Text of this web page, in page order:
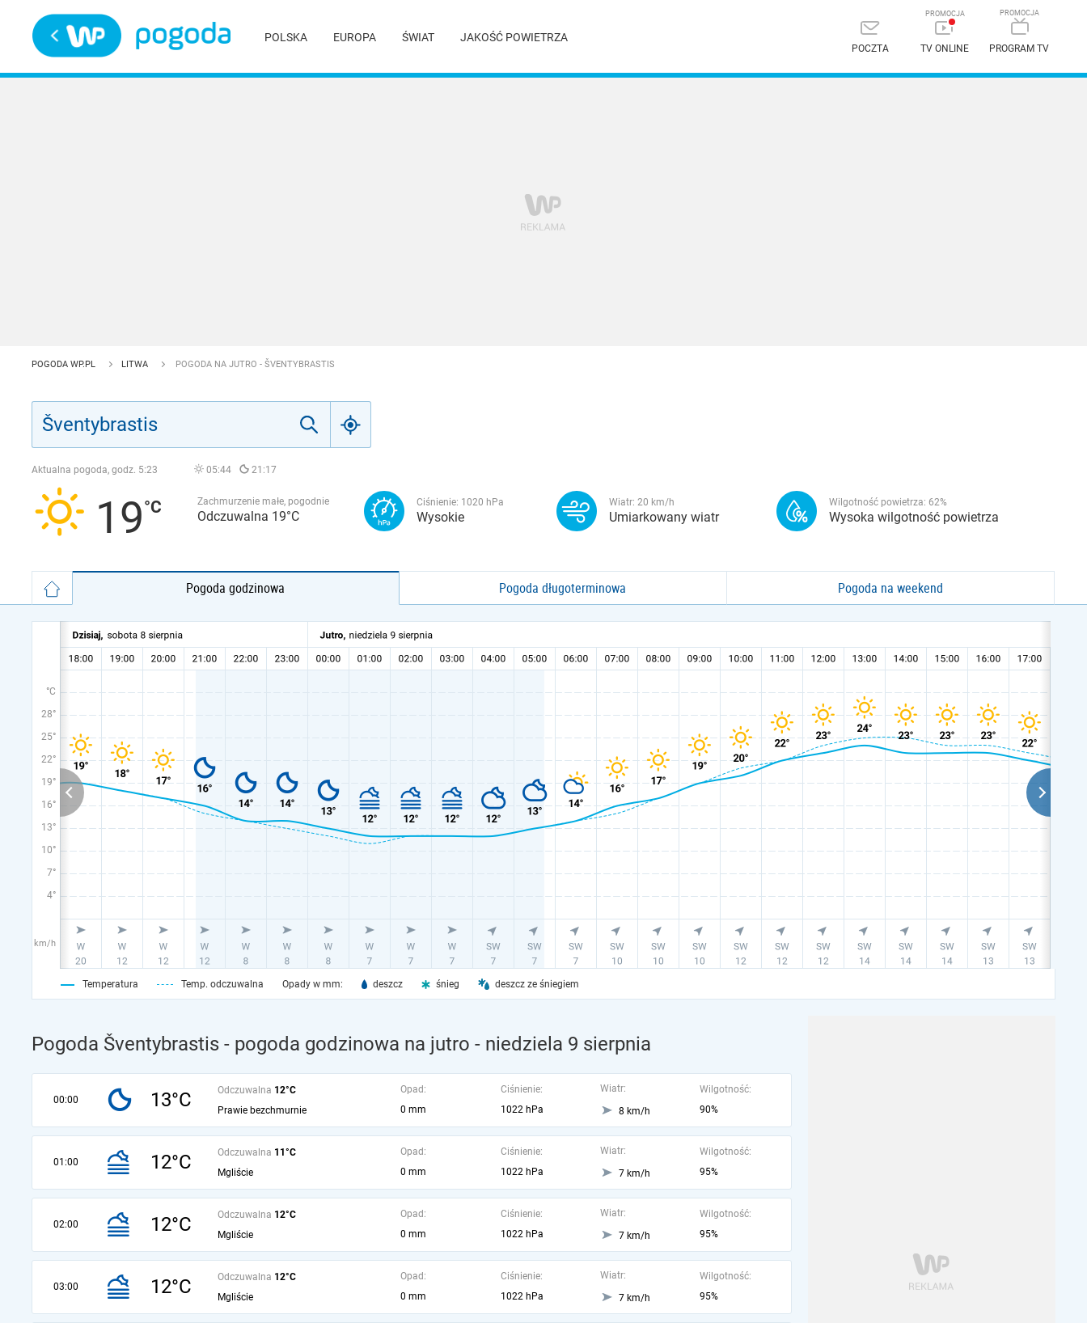
POLSKA EUROPA ŚWIAT JAKOŚĆ POWIETRZA
POCZTA TV ONLINE PROGRAM TV
POGODA WP.PL LITWA POGODA NA JUTRO - ŠVENTYBRASTIS
Aktualna pogoda, godz. 5:23 05:44 21:17
19 Zachmurzenie małe, pogodnie
Odczuwalna 19°C
Ciśnienie: 1020 hPa
Wysokie
Wiatr: 20 km/h
Umiarkowany wiatr
Wilgotność powietrza: 62%
Wysoka wilgotność powietrza
Pogoda godzinowa Pogoda długoterminowa Pogoda na weekend
°C
28°
25°
22°
19°
16°
13°
10°
7°
4°
km/h
Temperatura Temp. odczuwalna Opady w mm: deszcz śnieg deszcz ze śniegiem
Pogoda Šventybrastis - pogoda godzinowa na jutro - niedziela 9 sierpnia
00:00 13°C Odczuwalna 12°C
Prawie bezchmurnie
Opad:
0 mm
Ciśnienie:
1022 hPa
Wiatr:
8 km/h
Wilgotność:
90%
01:00 12°C Odczuwalna 11°C
Mgliście
Opad:
0 mm
Ciśnienie:
1022 hPa
Wiatr:
7 km/h
Wilgotność:
95%
02:00 12°C Odczuwalna 12°C
Mgliście
Opad:
0 mm
Ciśnienie:
1022 hPa
Wiatr:
7 km/h
Wilgotność:
95%
03:00 12°C Odczuwalna 12°C
Mgliście
Opad:
0 mm
Ciśnienie:
1022 hPa
Wiatr:
7 km/h
Wilgotność:
95%